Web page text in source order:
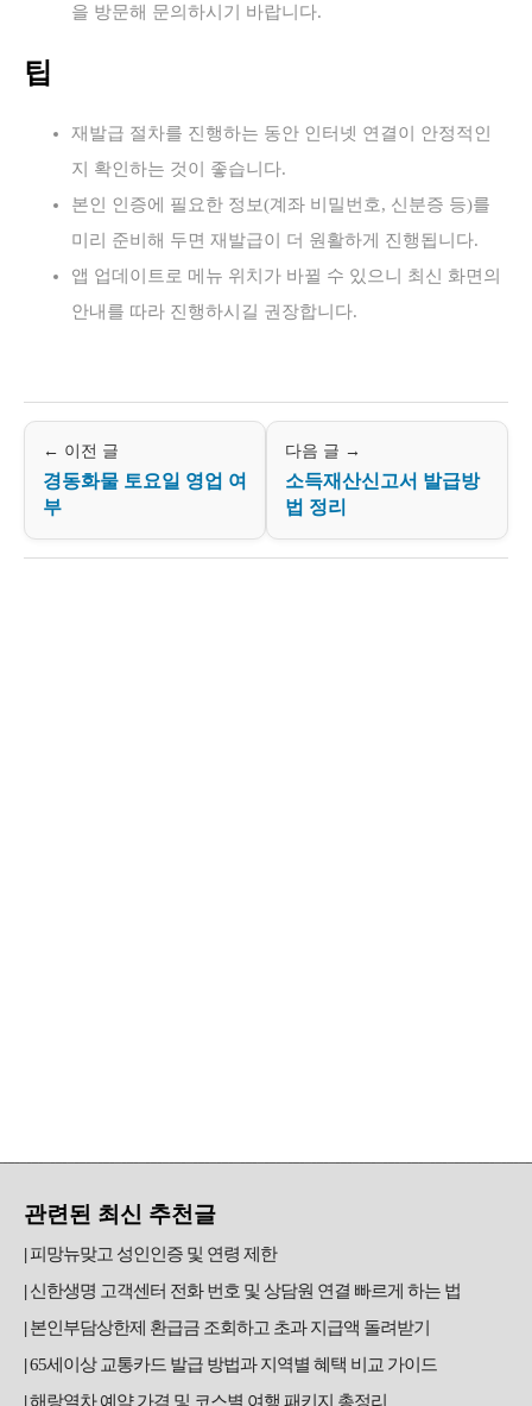
을 방문해 문의하시기 바랍니다.
팁
재발급 절차를 진행하는 동안 인터넷 연결이 안정적인
지 확인하는 것이 좋습니다.
본인 인증에 필요한 정보(계좌 비밀번호, 신분증 등)를
미리 준비해 두면 재발급이 더 원활하게 진행됩니다.
앱 업데이트로 메뉴 위치가 바뀔 수 있으니 최신 화면의
안내를 따라 진행하시길 권장합니다.
← 이전 글
경동화물 토요일 영업 여
부
다음 글 →
소득재산신고서 발급방
법 정리
관련된 최신 추천글
피망뉴맞고 성인인증 및 연령 제한
신한생명 고객센터 전화 번호 및 상담원 연결 빠르게 하는 법
본인부담상한제 환급금 조회하고 초과 지급액 돌려받기
65세이상 교통카드 발급 방법과 지역별 혜택 비교 가이드
해랑열차 예약 가격 및 코스별 여행 패키지 총정리